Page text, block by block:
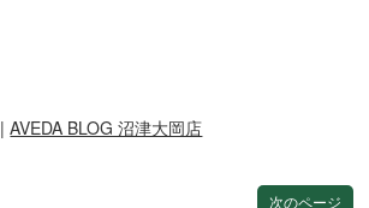
|AVEDA BLOG 沼津大岡店
次のページ